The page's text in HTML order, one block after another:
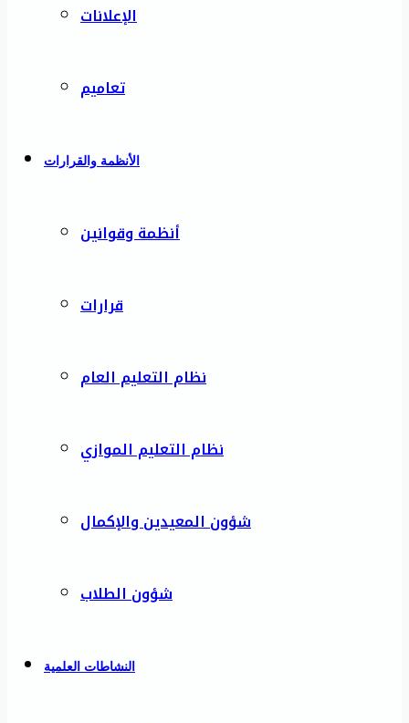
الإعلانات
تعاميم
الأنظمة والقرارات
أنظمة وقوانين
قرارات
نظام التعليم العام
نظام التعليم الموازي
شؤون المعيدين والإكمال
شؤون الطلاب
النشاطات العلمية